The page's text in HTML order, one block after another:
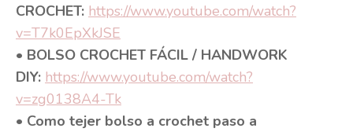
CROCHET: https://www.youtube.com/watch?
v=T7k0EpXkJSE
• BOLSO CROCHET FÁCIL / HANDWORK
DIY: https://www.youtube.com/watch?
v=zg0138A4-Tk
• Como tejer bolso a crochet paso a